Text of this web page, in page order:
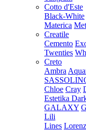
Cotto d'Este
Black-White
Materica
Creatile
Cemento
Twenties
Creto
Ambra
Chloe Cray
Estetika
GALAXY
Lili
Lines